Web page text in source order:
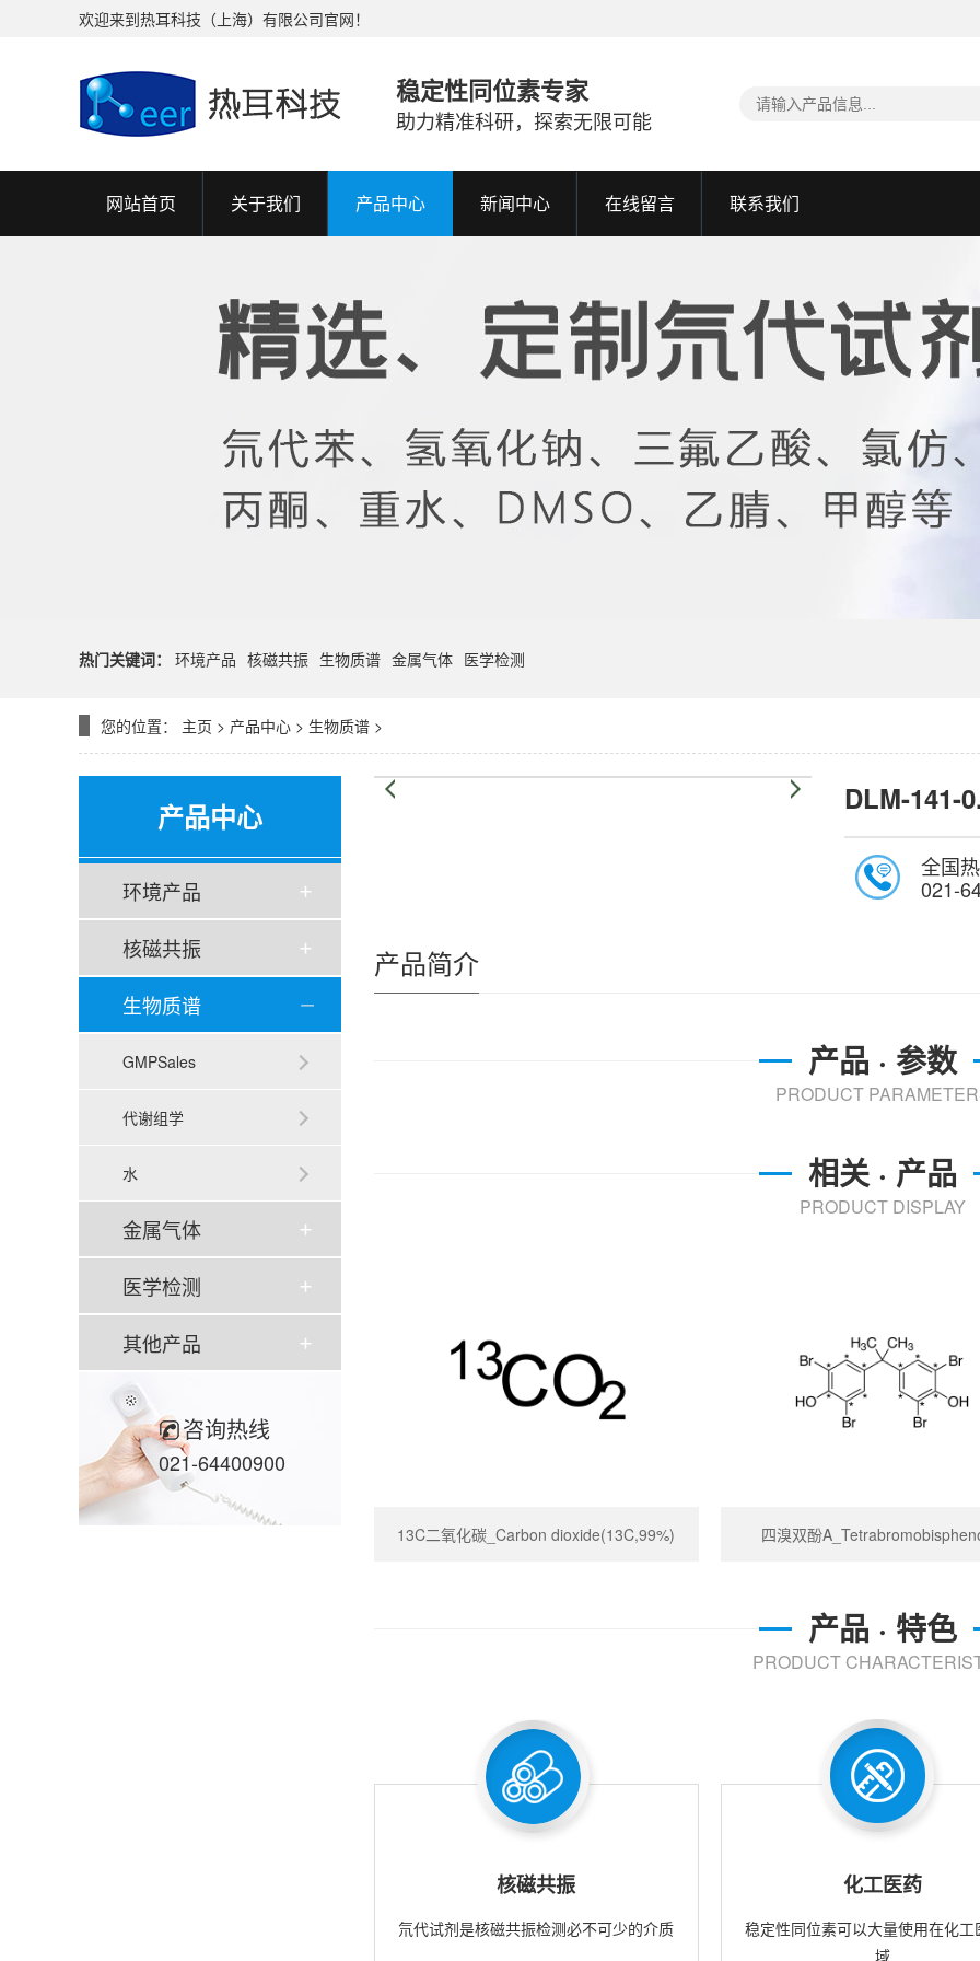
欢迎来到热耳科技（上海）有限公司官网！
稳定性同位素专家
助力精准科研，探索无限可能
网站首页 关于我们 产品中心 新闻中心 在线留言 联系我们
热门关键词： 环境产品 核磁共振 生物质谱 金属气体 医学检测
您的位置： 主页 > 产品中心 > 生物质谱 >
产品中心
环境产品
核磁共振
生物质谱
GMPSales
代谢组学
水
金属气体
医学检测
其他产品
咨询热线
021-64400900
DLM-141-
全国
021-
产品简介
产品 · 参数
PRODUCT
相关 · 产品
PRODUCT DISPLAY
13C二氧化碳_Carbon dioxide(13C,99%) 四溴双酚
产品 · 特色
PRODUCT
核磁共振
氘代试剂是核磁共振检测必不可少的介质
化工医药
稳定性同位素可以大量使用在化工
域